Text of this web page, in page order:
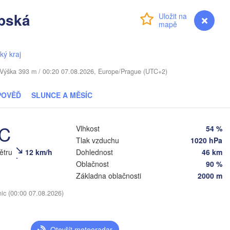
Přihlášení myVentusky Předpověď
kraj
393 m / 00:20 07.08.2026, Europe/Prague (UTC+2)
SLUNCE A MĚSÍC
12 km/h
Vlhkost
54 %
Tlak vzduchu
1020 hPa
Dohlednost
46 km
Oblačnost
90 %
Základna oblačnosti
2000 m
(00:00 07.08.2026)
Daugavpils
Бабруйск
(Babrujsk)
Баранавічы
Салігорск
(Mahilioŭ)
BĚLORUSKO